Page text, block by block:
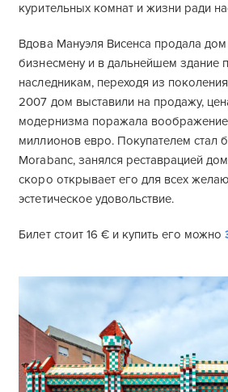
курительных комнат и жизни ради
Вдова Мануэля Висенса продала
бизнесмену и в дальнейшем здание
наследникам, переходя из
2007 дом выставили на продажу,
модернизма поражала
миллионов евро. Покупателем стал
Morabanc, занялся реставрацией
скоро открывает его для всех
эстетическое удовольствие.
Билет стоит 16 € и купить его можно